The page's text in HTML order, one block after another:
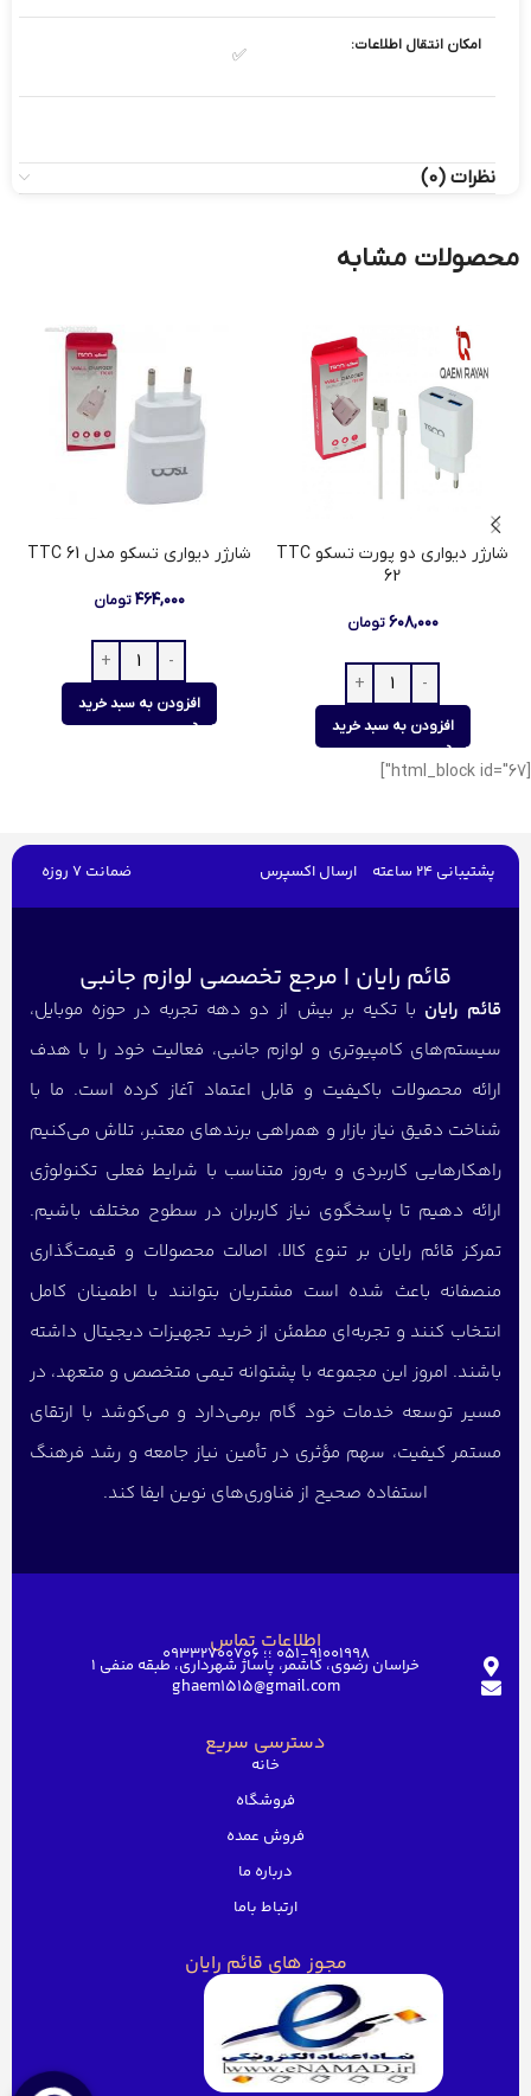
امکان انتقال اطلاعات: ✅
نظرات (0)
محصولات مشابه
شارژر دیواری دو پورت تسکو TTC
62
۶۰۸,۰۰۰ تومان
افزودن به سبد خرید
شارژر دیواری تسکو مدل TTC 61
۴۶۴,۰۰۰ تومان
افزودن به سبد خرید
[html_block id="67"]
پشتیبانی 24 ساعته ارسال اکسپرس ضمانت 7 روزه
قائم رایان | مرجع تخصصی لوازم جانبی
قائم رایان با تکیه بر بیش از دو دهه تجربه در حوزه موبایل،
سیستم‌های کامپیوتری و لوازم جانبی، فعالیت خود را با هدف
ارائه محصولات باکیفیت و قابل اعتماد آغاز کرده است. ما با
شناخت دقیق نیاز بازار و همراهی برندهای معتبر، تلاش می‌کنیم
راهکارهایی کاربردی و به‌روز متناسب با شرایط فعلی تکنولوژی
ارائه دهیم تا پاسخگوی نیاز کاربران در سطوح مختلف باشیم.
تمرکز قائم رایان بر تنوع کالا، اصالت محصولات و قیمت‌گذاری
منصفانه باعث شده است مشتریان بتوانند با اطمینان کامل
انتخاب کنند و تجربه‌ای مطمئن از خرید تجهیزات دیجیتال داشته
باشند. امروز این مجموعه با پشتوانه تیمی متخصص و متعهد، در
مسیر توسعه خدمات خود گام برمی‌دارد و می‌کوشد با ارتقای
مستمر کیفیت، سهم مؤثری در تأمین نیاز جامعه و رشد فرهنگ
استفاده صحیح از فناوری‌های نوین ایفا کند.
اطلاعات تماس051-91001998 ؛؛ 09332700706
خراسان رضوی، کاشمر، پاساژ شهرداری، طبقه منفی ۱
ghaem1515@gmail.com
دسترسی سریع
خانه
فروشگاه
فروش عمده
درباره ما
ارتباط باما
مجوز های قائم رایان